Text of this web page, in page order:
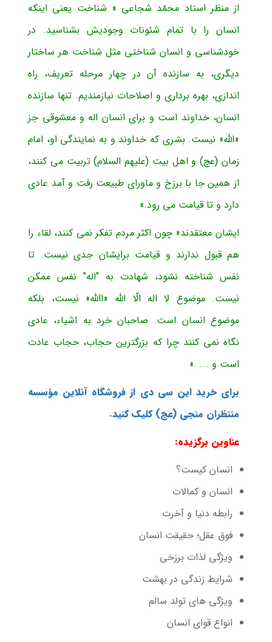
از منظر استاد محمّد شجاعی « شناخت یعنی اینکه
انسان را با تمام شئونات وجودیش بشناسید. در
خودشناسی و انسان شناختی مثل شناخت هر ساختار
دیگری، به سازنده آن در چهار مرحله تعریف، راه
اندازی، بهره برداری و اصلاحات نیازمندیم. تنها سازنده
انسان، خداوند است و برای انسان اله و معشوقی جز
«الله» نیست. بشری که خداوند و به نمایندگی او، امام
زمان (عج) و اهل بیت (علیهم السلام) تربیت می کنند،
از همین جا با برزخ و ماورای طبیعت رفت و آمد عادی
دارد و تا قیامت می رود.»
ایشان معتقدند« چون اکثر مردم تفکر نمی کنند، لقاء را
هم قبول ندارند و قیامت برایشان جدی نیست. تا
نفس شناخته نشود، شهادت به "اله" نفس ممکن
نیست. موضوع لا اله الّا الله «االله» نیست، بلکه
موضوع انسان است. صاحبان خرد به اشیاء، عادی
نگاه نمی کنند چرا که بزرگترین حجاب، حجاب عادت
است و ... .»
برای خرید این سی دی از فروشگاه آنلاین مؤسسه
منتظران منجی (عج) کلیک کنید.
عناوین برگزیده:
انسان کیست؟
انسان و کمالات
رابطه دنیا و آخرت
فوق عقل؛ حقیقت انسان
ویژگی لذات برزخی
شرایط زندگی در بهشت
ویژگی های تولد سالم
انواع قوای انسان